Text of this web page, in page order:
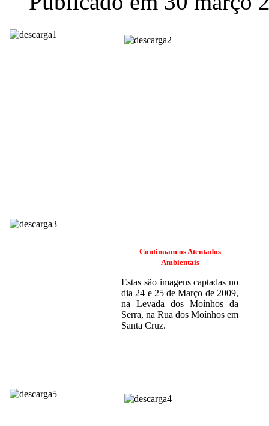
Continuam os Atentados
Ambientais
Estas são imagens captadas no
dia 24 e 25 de Março de 2009,
na Levada dos Moínhos da
Serra, na Rua dos Moínhos em
Santa Cruz.